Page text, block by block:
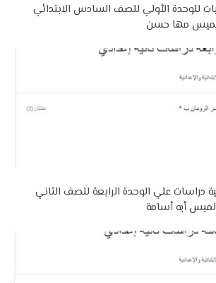
للوحدة الأولي للصف السادس الابتدائي
دراسات علي الوحدة الرابعة للصف الثاني
لميس أيه أسامة